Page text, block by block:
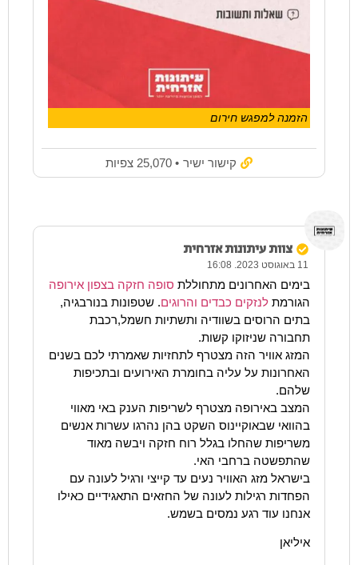
הזמנה למפגש חירום
קישור ישיר • 25,070 צפיות
צוות עיתונות אזרחית
11 באוגוסט 2023. 16:08
בימים האחרונים מתחוללת סופה חזקה בצפון אירופה
הגורמת לנזקים כבדים והרוגים. שטפונות בנורבגיה,
בתים הרוסים בשוודיה ותשתיות חשמל,רכבת
תחבורה שניזוקו קשות.
המזג אוויר הזה מצטרף לתחזיות שאמרתי לכם בשנים
האחרונות על עליה בחומרת האירועים ובתכיפות
שלהם.
המצב באירופה מצטרף לשריפות הענק באי מאווי
בהוואי שבאוקיינוס השקט בהן נהרגו עשרות אנשים
משריפות שהחלו בגלל רוח חזקה ויבשה מאוד
שהתפשטה ברחבי האי.
בישראל מזג האוויר נעים עד קייצי ורגיל לעונה עם
הפחדות רגילות לעונה של החזאים התאגידיים כאילו
אנחנו עוד רגע נמסים בשמש.
איליאן